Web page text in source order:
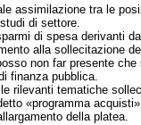
assimilazione tra le
di settore.
di spesa derivanti
alla sollecitazione
non far presente
finanza pubblica.
rilevanti tematiche
«programma
della platea.